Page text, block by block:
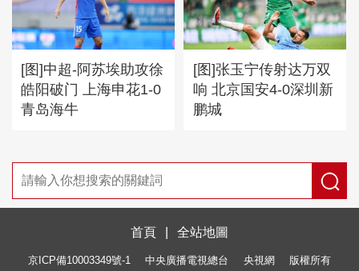
[图]中超-阿苏埃助攻徐
皓阳破门 上海申花1-0
青岛海牛
[图]张玉宁传射达万双
响 北京国安4-0深圳新
鹏城
首頁 全站地圖
京ICP備10003349號-1 中央廣播電視總台 央視網 版權所有